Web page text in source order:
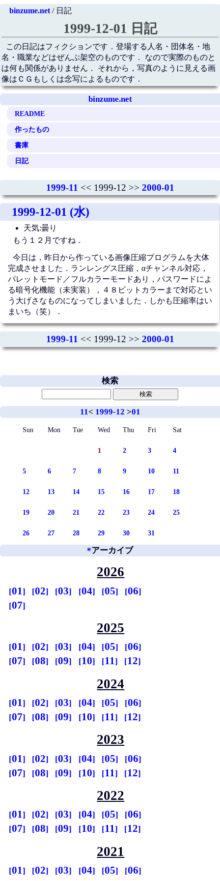
binzume.net/ 日記
1999-12-01 日記
この日記はフィクションです．登場する人名・団体名・地
名・職業などはぜんぶ架空のものです． なので実際のものと
は何も関係がありません． それから，写真のように見える画
像はＣＧもしくは念写によるものです．
binzume.net
README
作ったもの
書庫
日記
1999-11 << 1999-12 >> 2000-01
1999-12-01 (水)
天気:曇り
もう１２月ですね．
今日は，昨日から作っている画像圧縮プログラムを大体
完成させました．ランレングス圧縮，αチャンネル対応，
パレットモード／フルカラーモードあり，パスワードによ
る暗号化機能（未実装），４８ビットカラーまで対応とい
う大げさなものになってしまいました．しかも圧縮率はい
まいち（笑）．
1999-11 << 1999-12 >> 2000-01
検索
11< 1999-12 >01
Sun Mon Tue Wed Thu Fri Sat
1 2 3 4
5 6 7 8 9 10 11
12 13 14 15 16 17 18
19 20 21 22 23 24 25
26 27 28 29 30 31
*アーカイブ
2026
01 02 03 04 05
06
07
2025
01 02 03 04 05
06
07
08 09 10 11 12
2024
01 02 03 04 05
06
07
08 09 10 11 12
2023
01 02 03 04 05
06
07
08 09 10 11 12
2022
01 02 03 04 05
06
07
08 09 10 11 12
2021
01 02 03 04 05
06